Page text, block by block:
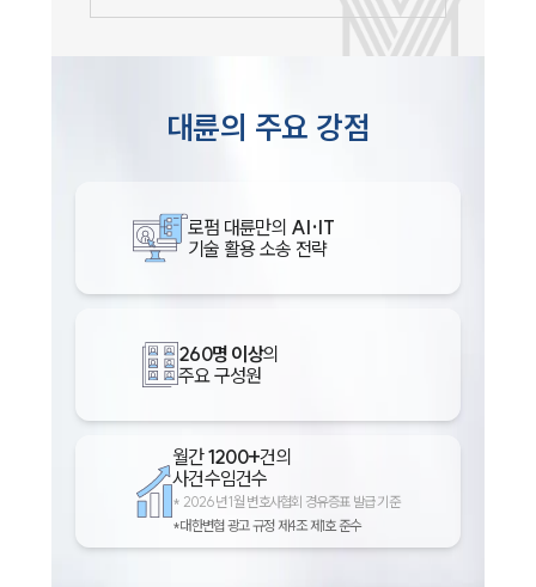
대륜의 주요 강점
로펌 대륜만의 AI·IT
기술 활용 소송 전략
260명 이상의
주요 구성원
월간1200+건의
사건수임건수
* 2026년 1월 변호사협회 경유증표 발급 기준
*대한변협 광고 규정 제4조 제1호 준수